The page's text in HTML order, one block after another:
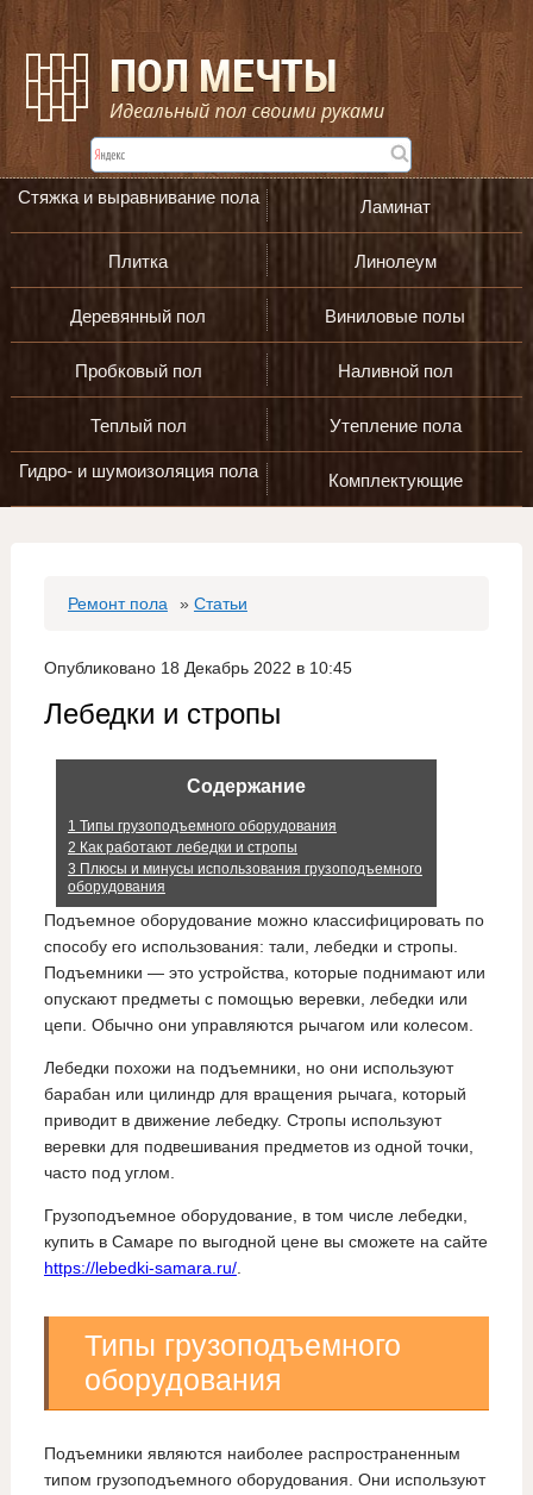
Стяжка и выравнивание пола Ламинат
Плитка Линолеум
Деревянный пол Виниловые полы
Пробковый пол Наливной пол
Теплый пол Утепление пола
Гидро- и шумоизоляция пола Комплектующие
Ремонт пола » Статьи
Опубликовано 18 Декабрь 2022 в 10:45
Лебедки и стропы
Содержание
1 Типы грузоподъемного оборудования
2 Как работают лебедки и стропы
3 Плюсы и минусы использования грузоподъемного
оборудования
Подъемное оборудование можно классифицировать по
способу его использования: тали, лебедки и стропы.
Подъемники — это устройства, которые поднимают или
опускают предметы с помощью веревки, лебедки или
цепи. Обычно они управляются рычагом или колесом.
Лебедки похожи на подъемники, но они используют
барабан или цилиндр для вращения рычага, который
приводит в движение лебедку. Стропы используют
веревки для подвешивания предметов из одной точки,
часто под углом.
Грузоподъемное оборудование, в том числе лебедки,
купить в Самаре по выгодной цене вы сможете на сайте
https://lebedki-samara.ru/.
Типы грузоподъемного
оборудования
Подъемники являются наиболее распространенным
типом грузоподъемного оборудования. Они используют